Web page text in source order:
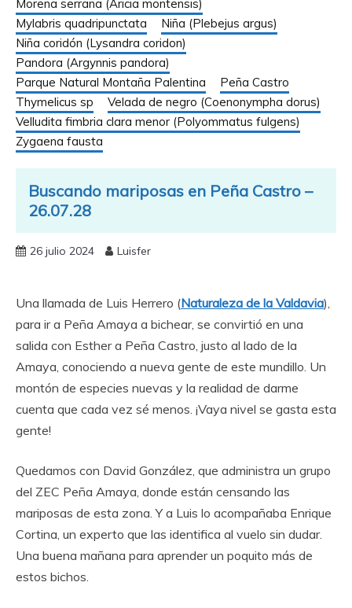
Morena serrana (Aricia montensis)
Mylabris quadripunctata
Niña (Plebejus argus)
Niña coridón (Lysandra coridon)
Pandora (Argynnis pandora)
Parque Natural Montaña Palentina
Peña Castro
Thymelicus sp
Velada de negro (Coenonympha dorus)
Velludita fimbria clara menor (Polyommatus fulgens)
Zygaena fausta
Buscando mariposas en Peña Castro –
26.07.28
26 julio 2024 Luisfer
Una llamada de Luis Herrero (Naturaleza de la Valdavia),
para ir a Peña Amaya a bichear, se convirtió en una
salida con Esther a Peña Castro, justo al lado de la
Amaya, conociendo a nueva gente de este mundillo. Un
montón de especies nuevas y la realidad de darme
cuenta que cada vez sé menos. ¡Vaya nivel se gasta esta
gente!
Quedamos con David González, que administra un grupo
del ZEC Peña Amaya, donde están censando las
mariposas de esta zona. Y a Luis lo acompañaba Enrique
Cortina, un experto que las identifica al vuelo sin dudar.
Una buena mañana para aprender un poquito más de
estos bichos.